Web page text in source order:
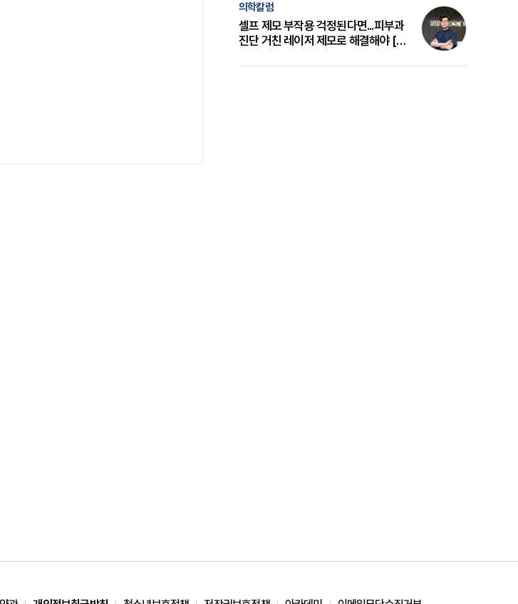
의학칼럼
셀프 제모 부작용 걱정된다면...피부과
진단 거친 레이저 제모로 해결해야 [변